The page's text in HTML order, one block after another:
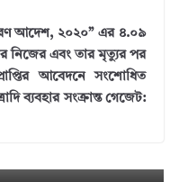
আদেশ, ২০২০” এর ৪.০৯
নিজের এবং তার মৃত্যুর পর
আবেদনে সংশোধিত
ব্যবহার সংক্রান্ত গেজেট: